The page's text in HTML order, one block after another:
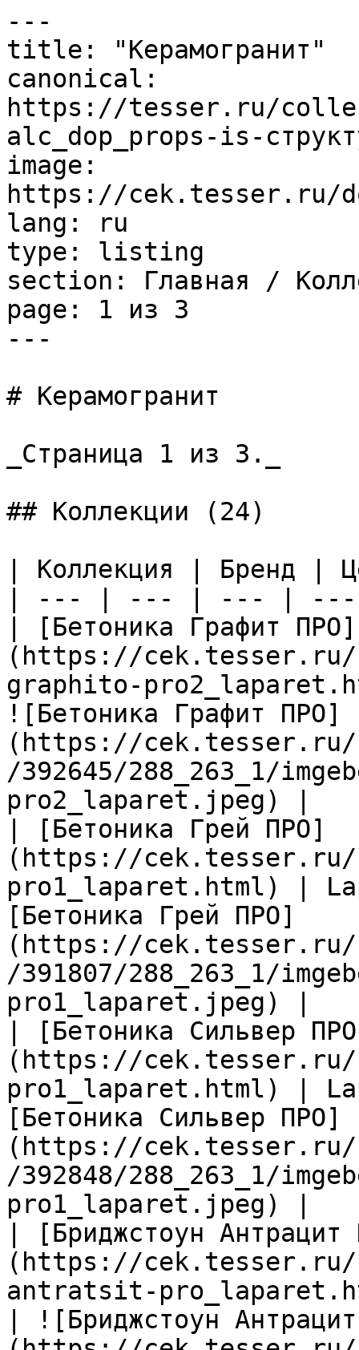
---
title: "Керамогранит"
canonical:
https://tesser.ru/
alc_dop_props-is-
image:
https://cek.tesser.ru/
lang: ru
type: listing
section: Главная /
page: 1 из 3
---
# Керамогранит
_Страница 1 из 3._
## Коллекции (24)
| Коллекция | Бренд |
| --- | --- | --- |
| [Бетоника Графит ПРО]
(https://
graphito-
![Бетоника Графит ПРО]
(https://cek.tesser.ru/
/392645/288_263_1/
pro2_laparet.jpeg) |
| [Бетоника Грей ПРО]
(https://
pro1_laparet.html) |
[Бетоника Грей ПРО]
(https://cek.tesser.ru/
/391807/288_263_1/
pro1_laparet.jpeg) |
| [Бетоника Сильвер
(https://
pro1_laparet.html) |
[Бетоника Сильвер ПРО]
(https://cek.tesser.ru/
/392848/288_263_1/
pro1_laparet.jpeg) |
| [Бриджстоун Антрацит
(https://
antratsit-
| ![Бриджстоун